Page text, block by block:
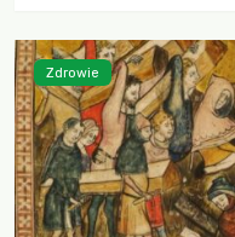
Zdrowie